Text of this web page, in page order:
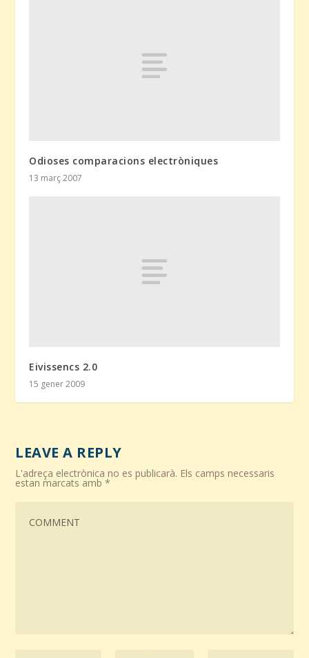
Odioses comparacions electròniques
13 març 2007
Eivissencs 2.0
15 gener 2009
LEAVE A REPLY
L'adreça electrònica no es publicarà. Els camps necessaris
estan marcats amb*